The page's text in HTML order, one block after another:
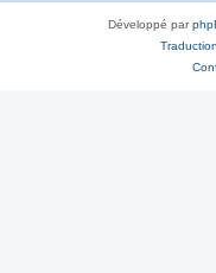
Développé par